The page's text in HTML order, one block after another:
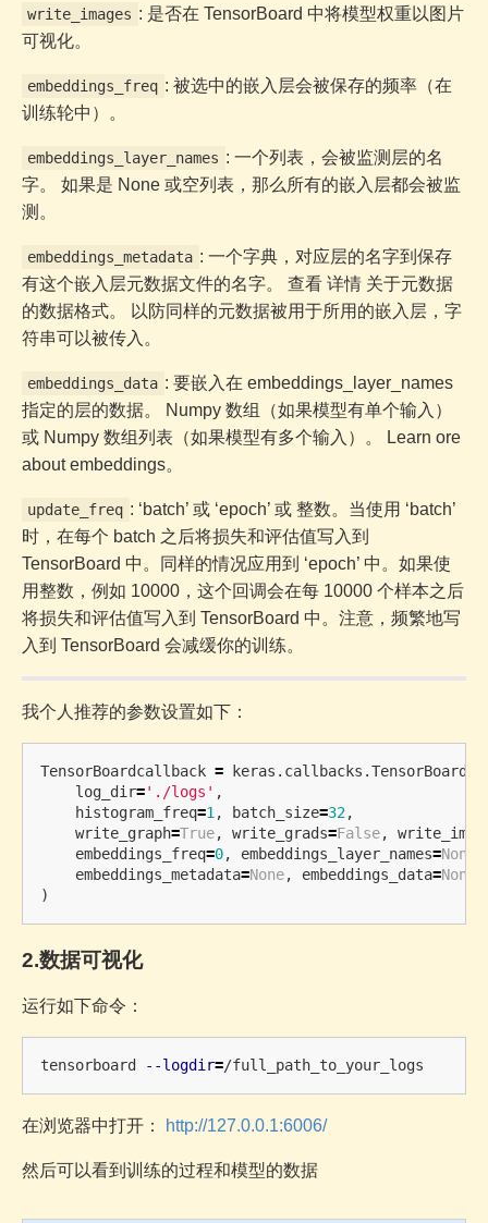
write_images : 是否在 TensorBoard 中将模型权重以图片
可视化。
embeddings_freq : 被选中的嵌入层会被保存的频率（在
训练轮中）。
embeddings_layer_names : 一个列表，会被监测层的名
字。 如果是 None 或空列表，那么所有的嵌入层都会被监
测。
embeddings_metadata : 一个字典，对应层的名字到保存
有这个嵌入层元数据文件的名字。 查看 详情 关于元数据
的数据格式。 以防同样的元数据被用于所用的嵌入层，字
符串可以被传入。
embeddings_data : 要嵌入在 embeddings_layer_names
指定的层的数据。 Numpy 数组（如果模型有单个输入）
或 Numpy 数组列表（如果模型有多个输入）。 Learn ore
about embeddings。
update_freq : ‘batch’ 或 ‘epoch’ 或 整数。当使用 ‘batch’
时，在每个 batch 之后将损失和评估值写入到
TensorBoard 中。同样的情况应用到 ‘epoch’ 中。如果使
用整数，例如 10000，这个回调会在每 10000 个样本之后
将损失和评估值写入到 TensorBoard 中。注意，频繁地写
入到 TensorBoard 会减缓你的训练。
我个人推荐的参数设置如下：
TensorBoardcallback = keras . callbacks .TensorBoard
log_dir='./logs' ,
histogram_freq=1 , batch_size=32,
write_graph=True, write_grads=False,
embeddings_freq=0, embeddings_layer_names=None
embeddings_metadata=None, embeddings_data=None
)
2.数据可视化
运行如下命令：
tensorboard --logdir=
在浏览器中打开： http://127.0.0.1:6006/
然后可以看到训练的过程和模型的数据